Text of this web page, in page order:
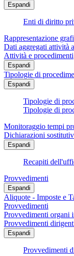
Espandi
Enti di diritto
Rappresentazione
Dati aggregati attività
Attività e procedimenti
Espandi
Tipologie di
Espandi
Tipologie di
Tipologie di
Monitoraggio tempi
Dichiarazioni
Espandi
Recapiti
Provvedimenti
Espandi
Aliquote - Imposte e
Provvedimenti
Provvedimenti organi
Provvedimenti
Espandi
Provvedimenti